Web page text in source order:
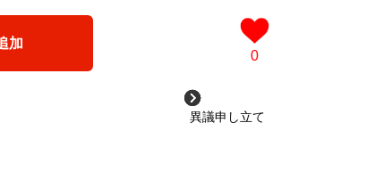
加
0
異議申し立て